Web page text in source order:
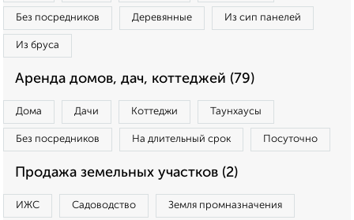
Без посредников Деревянные Из сип панелей
Из бруса
Аренда домов, дач, коттеджей (79)
Дома Дачи Коттеджи Таунхаусы
Без посредников На длительный срок Посуточно
Продажа земельных участков (2)
ИЖС Садоводство Земля промназначения